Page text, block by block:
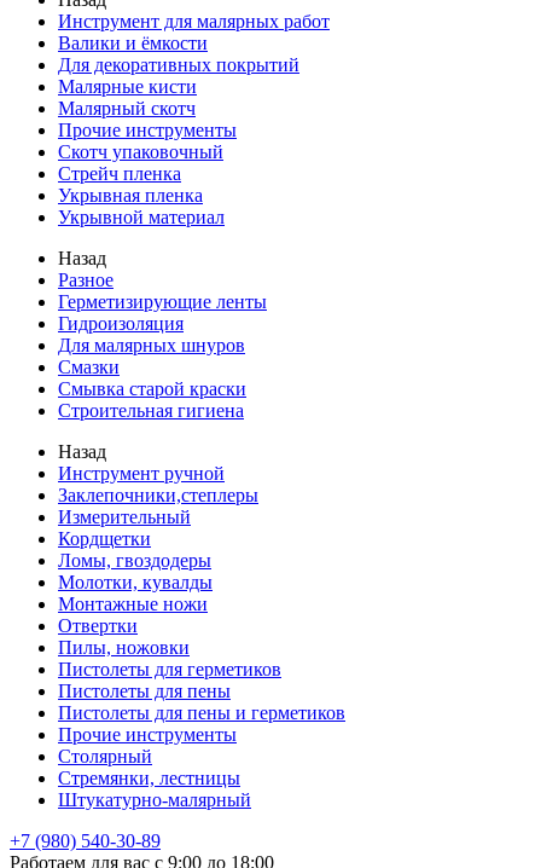
Инструмент для малярных работ
Валики и ёмкости
Для декоративных покрытий
Малярные кисти
Малярный скотч
Прочие инструменты
Скотч упаковочный
Стрейч пленка
Укрывная пленка
Укрывной материал
Назад
Разное
Герметизирующие ленты
Гидроизоляция
Для малярных шнуров
Смазки
Смывка старой краски
Строительная гигиена
Назад
Инструмент ручной
Заклепочники,степлеры
Измерительный
Кордщетки
Ломы, гвоздодеры
Молотки, кувалды
Монтажные ножи
Отвертки
Пилы, ножовки
Пистолеты для герметиков
Пистолеты для пены
Пистолеты для пены и герметиков
Прочие инструменты
Столярный
Стремянки, лестницы
Штукатурно-малярный
+7 (980) 540-30-89
Работаем для вас с 9:00 до 18:00